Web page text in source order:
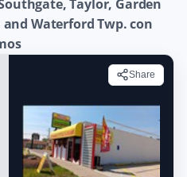
Taylor, Garden
Waterford Twp. con
Share